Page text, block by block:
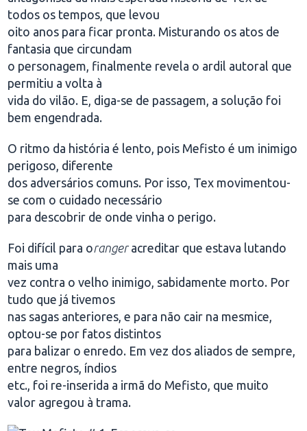
todos os tempos, que levou
oito anos para ficar pronta. Misturando os atos de
fantasia que circundam
o personagem, finalmente revela o ardil autoral que
permitiu a volta à
vida do vilão. E, diga-se de passagem, a solução foi
bem engendrada.
O ritmo da história é lento, pois Mefisto é um inimigo
perigoso, diferente
dos adversários comuns. Por isso, Tex movimentou-
se com o cuidado necessário
para descobrir de onde vinha o perigo.
Foi difícil para orangeracreditar que estava lutando
mais uma
vez contra o velho inimigo, sabidamente morto. Por
tudo que já tivemos
nas sagas anteriores, e para não cair na mesmice,
optou-se por fatos distintos
para balizar o enredo. Em vez dos aliados de sempre,
entre negros, índios
etc., foi re-inserida a irmã do Mefisto, que muito
valor agregou à trama.